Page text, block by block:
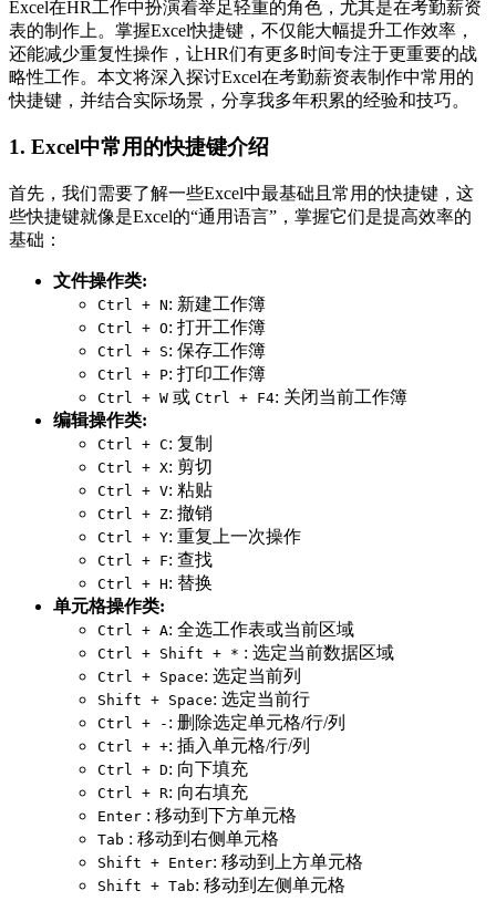
Excel在HR工作中扮演着举足轻重的角色，尤其是在考勤薪资
表的制作上。掌握Excel快捷键，不仅能大幅提升工作效率，
还能减少重复性操作，让HR们有更多时间专注于更重要的战
略性工作。本文将深入探讨Excel在考勤薪资表制作中常用的
快捷键，并结合实际场景，分享我多年积累的经验和技巧。
1. Excel中常用的快捷键介绍
首先，我们需要了解一些Excel中最基础且常用的快捷键，这
些快捷键就像是Excel的“通用语言”，掌握它们是提高效率的
基础：
文件操作类:
Ctrl + N: 新建工作簿
Ctrl + O: 打开工作簿
Ctrl + S: 保存工作簿
Ctrl + P: 打印工作簿
Ctrl + W 或 Ctrl + F4: 关闭当前工作簿
编辑操作类:
Ctrl + C: 复制
Ctrl + X: 剪切
Ctrl + V: 粘贴
Ctrl + Z: 撤销
Ctrl + Y: 重复上一次操作
Ctrl + F: 查找
Ctrl + H: 替换
单元格操作类:
Ctrl + A: 全选工作表或当前区域
Ctrl + Shift + * : 选定当前数据区域
Ctrl + Space: 选定当前列
Shift + Space: 选定当前行
Ctrl + - : 删除选定单元格/行/列
Ctrl + +: 插入单元格/行/列
Ctrl + D: 向下填充
Ctrl + R: 向右填充
Enter : 移动到下方单元格
Tab : 移动到右侧单元格
Shift + Enter: 移动到上方单元格
Shift + Tab: 移动到左侧单元格